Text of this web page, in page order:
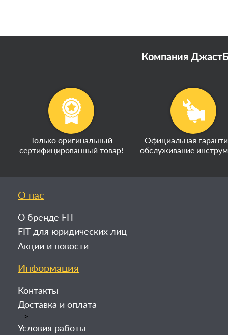
Компания
Только оригинальный
сертифицированный товар!
Официальная
обслуживание
О нас
О бренде FIT
FIT для юридических лиц
Акции и новости
Информация
Контакты
Доставка и оплата
-->
Условия работы